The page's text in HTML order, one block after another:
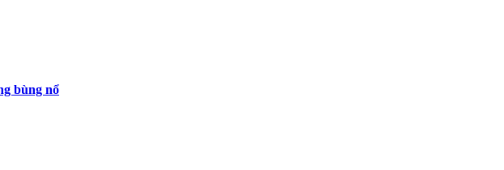
bùng nổ